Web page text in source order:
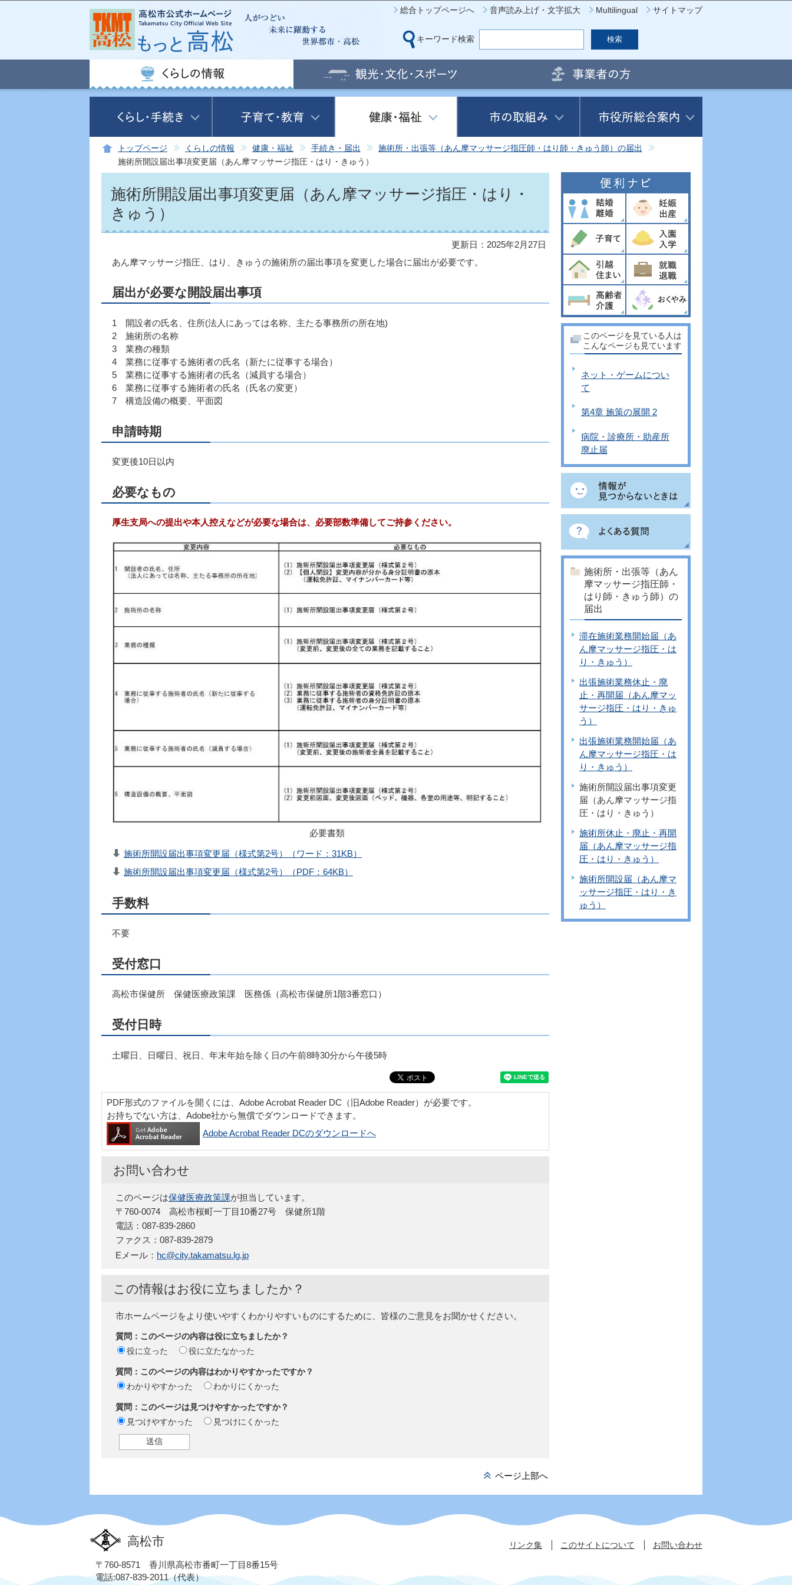
このページの本文へ移動
総合トップページへ 音声読み上げ・文字拡大 Multilingual サイトマップ
キーワード検索
トップページ くらしの情報 健康・福祉 手続き・届出
施術所・出張等（あん摩マッサージ指圧師・はり師・きゅう師）の届出
施術所開設届出事項変更届（あん摩マッサージ指圧・はり・きゅう）
施術所開設届出事項変更届（あん摩マッサージ指圧・はり・
きゅう）
更新日：2025年2月27日
あん摩マッサージ指圧、はり、きゅうの施術所の届出事項を変更した場合に届出が必要です。
届出が必要な開設届出事項
1 開設者の氏名、住所(法人にあっては名称、主たる事務所の所在地)
2 施術所の名称
3 業務の種類
4 業務に従事する施術者の氏名（新たに従事する場合）
5 業務に従事する施術者の氏名（減員する場合）
6 業務に従事する施術者の氏名（氏名の変更）
7 構造設備の概要、平面図
申請時期
変更後10日以内
必要なもの
厚生支局への提出や本人控えなどが必要な場合は、必要部数準備してご持参ください。
必要書類
施術所開設届出事項変更届（様式第2号）（ワード：31KB）
施術所開設届出事項変更届（様式第2号）（PDF：64KB）
手数料
不要
受付窓口
高松市保健所 保健医療政策課 医務係（高松市保健所1階3番窓口）
受付日時
土曜日、日曜日、祝日、年末年始を除く日の午前8時30分から午後5時
PDF形式のファイルを開くには、Adobe Acrobat Reader DC（旧Adobe Reader）が必要です。
お持ちでない方は、Adobe社から無償でダウンロードできます。
Adobe Acrobat Reader DCのダウンロードへ
お問い合わせ
このページは保健医療政策課が担当しています。
〒760-0074 高松市桜町一丁目10番27号 保健所1階
電話：087-839-2860
ファクス：087-839-2879
Eメール： hc@city.takamatsu.lg.jp
この情報はお役に立ちましたか？
市ホームページをより使いやすくわかりやすいものにするために、皆様のご意見をお聞かせください。
質問：このページの内容は役に立ちましたか？
役に立った
役に立たなかった
質問：このページの内容はわかりやすかったですか？
わかりやすかった
わかりにくかった
質問：このページは見つけやすかったですか？
見つけやすかった
見つけにくかった
ページ上部へ
このページを見ている人は
こんなページも見ています
ネット・ゲームについ
て
第4章 施策の展開 2
病院・診療所・助産所
廃止届
施術所・出張等（あん
摩マッサージ指圧師・
はり師・きゅう師）の
届出
滞在施術業務開始届（あ
ん摩マッサージ指圧・は
り・きゅう）
出張施術業務休止・廃
止・再開届（あん摩マッ
サージ指圧・はり・きゅ
う）
出張施術業務開始届（あ
ん摩マッサージ指圧・は
り・きゅう）
施術所開設届出事項変更
届（あん摩マッサージ指
圧・はり・きゅう）
施術所休止・廃止・再開
届（あん摩マッサージ指
圧・はり・きゅう）
施術所開設届（あん摩マ
ッサージ指圧・はり・き
ゅう）
高松市
〒760-8571 香川県高松市番町一丁目8番15号
電話:087-839-2011（代表）
リンク集 このサイトについて お問い合わせ